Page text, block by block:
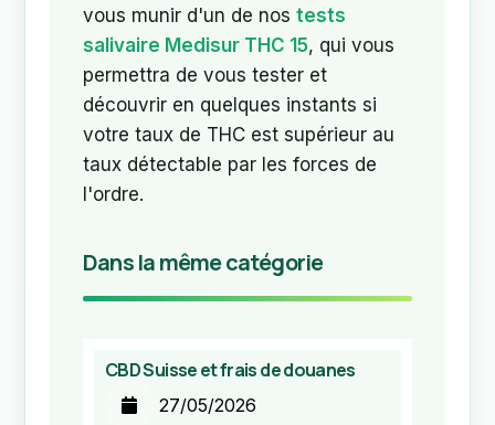
vous munir d'un de nos tests
salivaire Medisur THC 15, qui vous
permettra de vous tester et
découvrir en quelques instants si
votre taux de THC est supérieur au
taux détectable par les forces de
l'ordre.
Dans la même catégorie
CBD Suisse et frais de douanes
27/05/2026